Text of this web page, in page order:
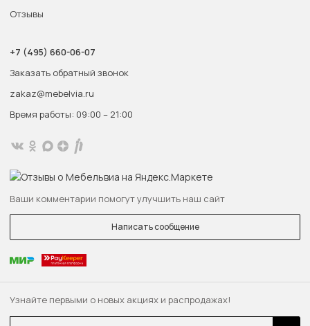
Узнайте первыми о новых акциях и распродажах!
Отзывы
+7 (495) 660-06-07
Заказать обратный звонок
zakaz@mebelvia.ru
Время работы: 09:00 – 21:00
Ваши комментарии помогут улучшить наш сайт
Написать сообщение